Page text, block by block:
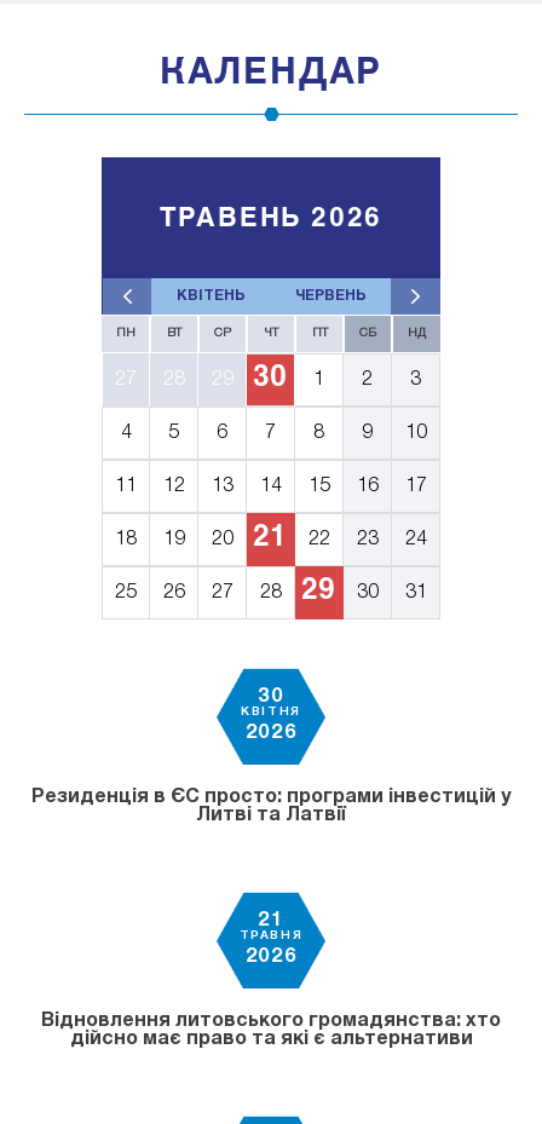
КАЛЕНДАР
КВІТЕНЬ ЧЕРВЕНЬ
ТРАВЕНЬ 2026
ПН ВТ СР ЧТ ПТ СБ НД
27 28 29 30 1 2 3
4 5 6 7 8 9 10
11 12 13 14 15 16 17
18 19 20 21 22 23 24
25 26 27 28 29 30 31
30
КВІТНЯ
2026
Резиденція в ЄС просто: програми інвестицій у
Литві та Латвії
21
ТРАВНЯ
2026
Відновлення литовського громадянства: хто
дійсно має право та які є альтернативи